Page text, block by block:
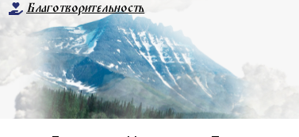
Благотворительность